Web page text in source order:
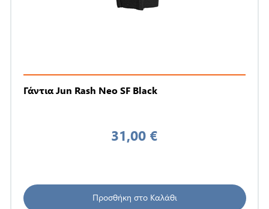
Γάντια Jun Rash Neo SF Black
31,00 €
Προσθήκη στο Καλάθι